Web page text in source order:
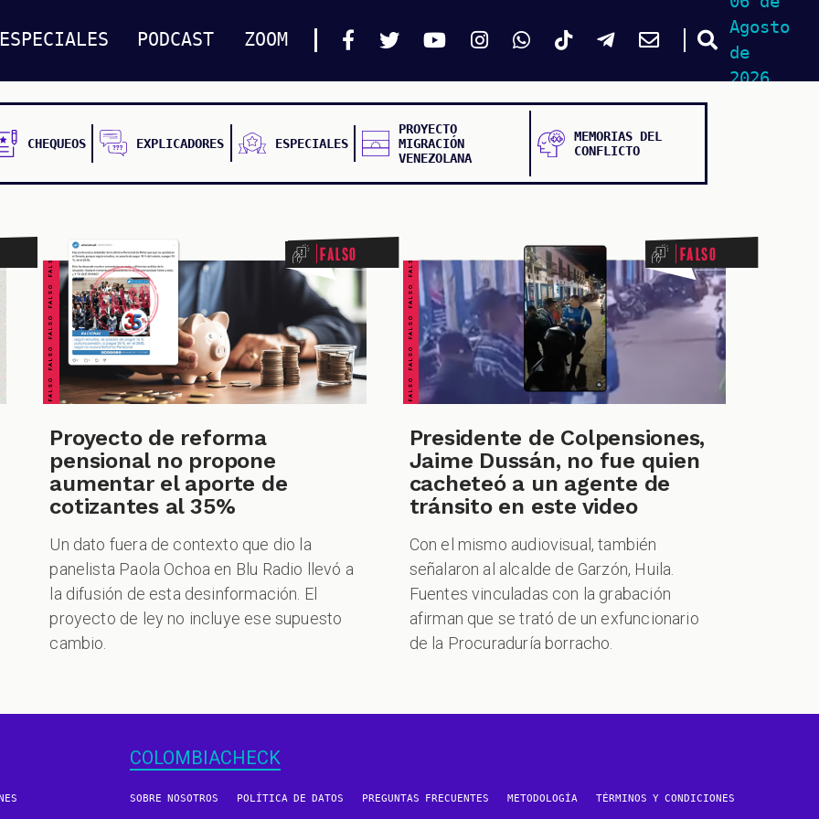
ESPECIALES PODCAST ZOOM
Agosto
de
2026
CHEQUEOS EXPLICADORES ESPECIALES
PROYECTO
MIGRACIÓN
VENEZOLANA
MEMORIAS DEL
CONFLICTO
FALSO FALSO FALSO FALSO FALSO FALSO FALSO Falso
Proyecto de reforma
pensional no propone
aumentar el aporte de
cotizantes al 35%
Un dato fuera de contexto que dio la
panelista Paola Ochoa en Blu Radio llevó a
la difusión de esta desinformación. El
proyecto de ley no incluye ese supuesto
cambio.
FALSO FALSO FALSO FALSO FALSO FALSO FALSO Falso
Presidente de Colpensiones,
Jaime Dussán, no fue quien
cacheteó a un agente de
tránsito en este video
Con el mismo audiovisual, también
señalaron al alcalde de Garzón, Huila.
Fuentes vinculadas con la grabación
afirman que se trató de un exfuncionario
de la Procuraduría borracho.
COLOMBIACHECK
SOBRE NOSOTROS POLÍTICA DE DATOS PREGUNTAS FRECUENTES METODOLOGÍA TÉRMINOS Y CONDICIONES